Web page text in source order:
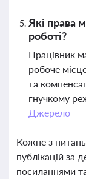
Які права
роботі?
Працівник
робоче
та
гнучкому
Джерело
Кожне з
публікацій за
посиланнями